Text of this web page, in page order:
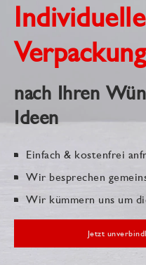
Individuelle
nach Ihren
Ideen
Einfach & kostenfrei
Wir besprechen
Wir kümmern uns um
Jetzt